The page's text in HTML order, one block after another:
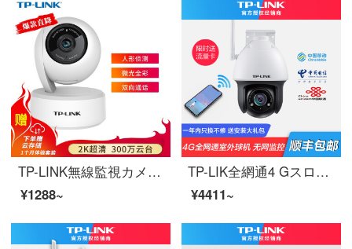
TP-LINK無線監視カメラ2 K雲台300万超清双方向通話家庭用モニタセットネットワークインテリジェントセキュリティ360度パノラマwifi遠隔TL-PC 43 AN
¥1288~
TP-LIK全網通4 Gスロット高精細無線監視カメラ家庭用屋外携帯電話長距離ネット回転ボールマシン直挿しsim携帯カード300万4 G全網通星光夜間テレビ【挿通流量カード対応携帯カード】128 GB
¥4411~